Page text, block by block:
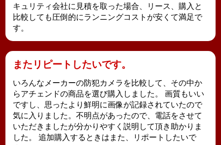
キュリティ会社に見積を取った場合、リース、購入と
比較しても圧倒的にランニングコストが安くて満足で
す。
またリピートしたいです。
いろんなメーカーの防犯カメラを比較して、その中か
らアチェンドの商品を選び購入しました。 画質もいい
ですし、思ったより鮮明に画像が記録されていたので
気に入りました。不明点があったので、電話をさせて
いただきましたが分かりやすく説明して頂き助かりま
した。追加購入するときはまた、リポートしたいで